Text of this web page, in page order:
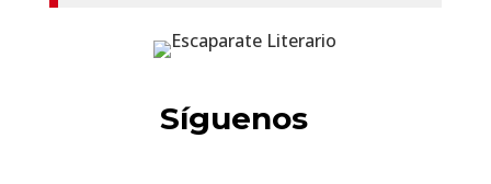
Síguenos